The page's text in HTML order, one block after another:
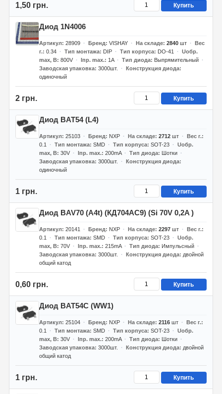
1,50 грн. Купить
Диод 1N4006
Артикул 28909 Бренд VISHAY На складе 2840шт
Вес
г. 0.34 Тип монтажа DIP Тип корпуса DO-41
Uобр.
max, В 800V Iпр. max. 1A Тип диода
Выпрямительный
Заводская упаковка 3000шт.
Конструкция диода
одиночный
2 грн. Купить
Диод BAT54 (L4)
Артикул 25103 Бренд NXP На складе 2712шт
Вес г.
0.1
Тип монтажа SMD Тип корпуса SOT-23
Uобр.
max, В 30V Iпр. max. 200mA Тип диода
Шотки
Заводская упаковка 3000шт.
Конструкция диода
одиночный
1 грн. Купить
Диод BAV70 (A4t) (КД704АС9) (Si 70V 0,2A )
Артикул 20141 Бренд NXP На складе 2297шт
Вес г.
0.1
Тип монтажа SMD Тип корпуса SOT-23
Uобр.
max, В 70V Iпр. max. 215mA Тип диода
Импульсный
Заводская упаковка 3000шт. Конструкция диода
двойной
общий катод
0,60 грн. Купить
Диод BAT54C (WW1)
Артикул 25104 Бренд NXP На складе 2116шт
Вес г.
0.1
Тип монтажа SMD Тип корпуса SOT-23
Uобр.
max, В 30V Iпр. max. 200mA Тип диода
Шотки
Заводская упаковка 3000шт. Конструкция диода
двойной
общий катод
1 грн. Купить